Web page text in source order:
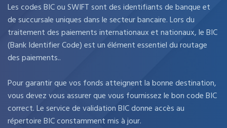
Les codes BIC ou SWIFT sont des identifiants de banque et
de succursale uniques dans le secteur bancaire. Lors du
traitement des paiements internationaux et nationaux, le BIC
(Bank Identifier Code) est un élément essentiel du routage
des paiements..
Pour garantir que vos fonds atteignent la bonne destination,
vous devez vous assurer que vous fournissez le bon code BIC
correct. Le service de validation BIC donne accès au
répertoire BIC constamment mis à jour.